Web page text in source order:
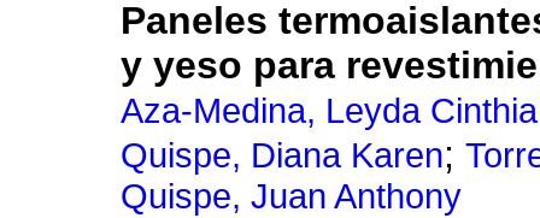
Paneles
y yeso para
Aza-Medina, Leyda Cinthia
Quispe, Diana Karen;
Quispe, Juan Anthony